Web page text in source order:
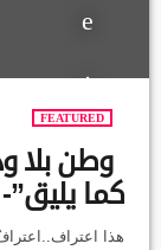
FEATURED
وطن بلا
كما
هذا